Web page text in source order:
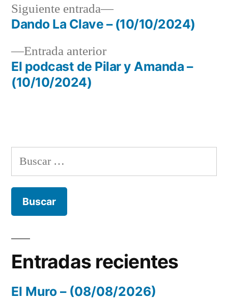
Navegación
de
entradas
Entrada anteriorEntrada
anterior:
El podcast de Pilar y Amanda –
(10/10/2024)
Siguiente entrada
Siguiente
entrada:
Dando La Clave – (10/10/2024)
Buscar:
Entradas recientes
El Muro – (08/08/2026)